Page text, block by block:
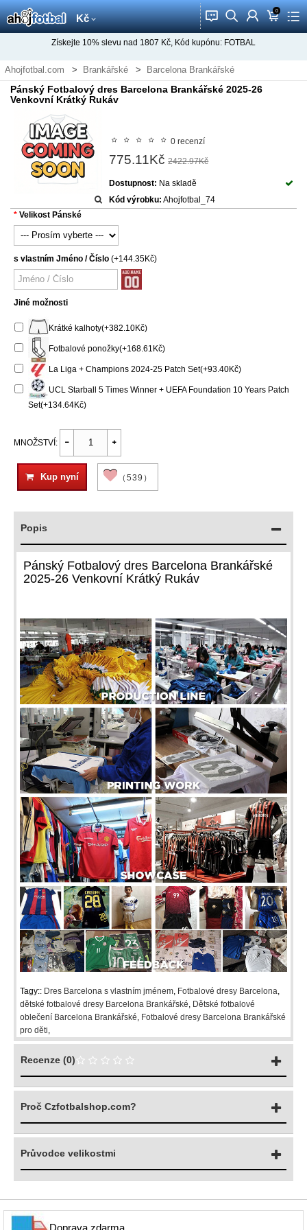
Kč 󰂱 󰂨 󰃳 0
󰃦 󰃖
Získejte 10% slevu nad 1807 Kč, Kód kupónu: FOTBAL
Ahojfotbal.com Brankářské Barcelona Brankářské
Pánský Fotbalový dres Barcelona Brankářské 2025-26
Venkovní Krátký Rukáv
0 recenzí
775.11Kč 2422.97Kč
Dostupnost: Na skladě
Kód výrobku: Ahojfotbal_74
Velikost Pánské
s vlastním Jméno / Číslo (+144.35Kč)
Jiné možnosti
Krátké kalhoty(+382.10Kč)
Fotbalové ponožky(+168.61Kč)
La Liga + Champions 2024-25 Patch Set(+93.40Kč)
UCL Starball 5 Times Winner + UEFA Foundation 10 Years Patch
Set(+134.64Kč)
MNOŽSTVÍ:
Kup nyní （539）
Popis
Pánský Fotbalový dres Barcelona Brankářské
2025-26 Venkovní Krátký Rukáv
Tagy:: Dres Barcelona s vlastním jménem Fotbalové dresy Barcelona
dětské fotbalové dresy Barcelona Brankářské Dětské fotbalové
oblečení Barcelona Brankářské Fotbalové dresy Barcelona Brankářské
pro děti
Recenze (0)
Proč Czfotbalshop.com?
Průvodce velikostmi